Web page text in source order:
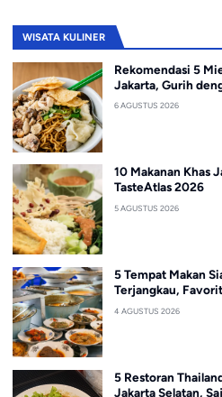
WISATA KULINER
Rekomendasi 5
Jakarta, Gurih
6 AGUSTUS 2026
10 Makanan Khas
TasteAtlas 2026
5 AGUSTUS 2026
5 Tempat Makan
Terjangkau,
4 AGUSTUS 2026
5 Restoran
Jakarta Selatan,